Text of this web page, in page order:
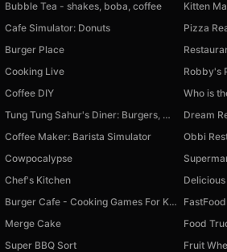
Bubble Tea - shakes, boba, coffee
Kitten
Cafe Simulator: Donuts
Pizza
Burger Place
Cooking Live
Robby's
Coffee DIY
Tung Tung Sahur's Diner: Burgers, Coffee & Donuts
Dream
Coffee Maker: Barista Simulator
Obbi
Cowpocalypse
Chef's Kitchen
Burger Cafe - Cooking Games For Kids
Merge Cake
Food
Super BBQ Sort
Fruit